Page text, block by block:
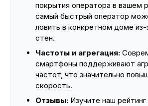
покрытия оператора в вашем
самый быстрый оператор
ловить в конкретном доме
стен.
Частоты и агрегация:
смартфоны поддерживают
частот, что значительно
скорость.
Отзывы: Изучите наш рейтинг